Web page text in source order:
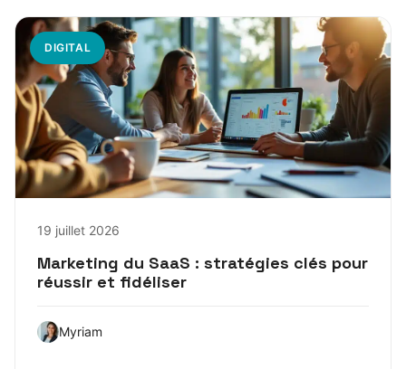
DIGITAL
19 juillet 2026
Marketing du SaaS : stratégies clés pour
réussir et fidéliser
Myriam